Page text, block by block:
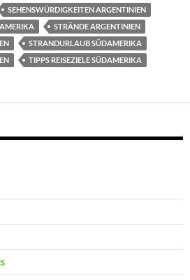
SEHENSWÜRDIGKEITEN ARGENTINIEN
STRÄNDE ARGENTINIEN
STRANDURLAUB SÜDAMERIKA
TIPPS REISEZIELE SÜDAMERIKA